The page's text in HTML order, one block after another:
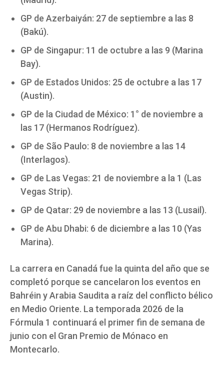
GP de Azerbaiyán: 27 de septiembre a las 8
(Bakú).
GP de Singapur: 11 de octubre a las 9 (Marina
Bay).
GP de Estados Unidos: 25 de octubre a las 17
(Austin).
GP de la Ciudad de México: 1° de noviembre a
las 17 (Hermanos Rodríguez).
GP de São Paulo: 8 de noviembre a las 14
(Interlagos).
GP de Las Vegas: 21 de noviembre a la 1 (Las
Vegas Strip).
GP de Qatar: 29 de noviembre a las 13 (Lusail).
GP de Abu Dhabi: 6 de diciembre a las 10 (Yas
Marina).
La carrera en Canadá fue la quinta del año que se
completó porque se cancelaron los eventos en
Bahréin y Arabia Saudita a raíz del conflicto bélico
en Medio Oriente. La temporada 2026 de la
Fórmula 1 continuará el primer fin de semana de
junio con el Gran Premio de Mónaco en
Montecarlo.